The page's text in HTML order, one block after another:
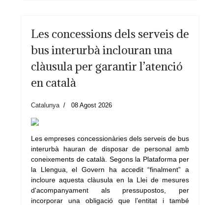
Les concessions dels serveis de
bus interurbà inclouran una
clàusula per garantir l’atenció
en català
Catalunya 08 Agost 2026
Les empreses concessionàries dels serveis de bus
interurbà hauran de disposar de personal amb
coneixements de català. Segons la Plataforma per
la Llengua, el Govern ha accedit “finalment” a
incloure aquesta clàusula en la Llei de mesures
d'acompanyament als pressupostos, per
incorporar una obligació que l’entitat i també